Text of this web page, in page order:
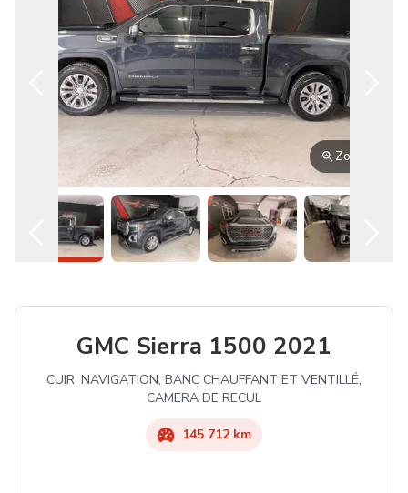
Zoom
GMC Sierra 1500 2021
CUIR, NAVIGATION, BANC CHAUFFANT ET VENTILLÉ,
CAMERA DE RECUL
145 712 km